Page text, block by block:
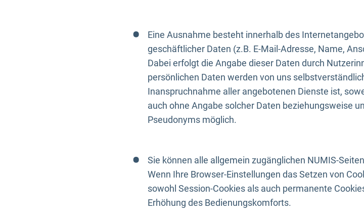
Eine Ausnahme besteht innerhalb des
geschäftlicher Daten (z.B. E-Mail-Adresse, Name,
Dabei erfolgt die Angabe dieser Daten durch
persönlichen Daten werden von uns
Inanspruchnahme aller angebotenen Dienste ist,
auch ohne Angabe solcher Daten beziehungsweise
Pseudonyms möglich.
Sie können alle allgemein zugänglichen NUMIS-
Wenn Ihre Browser-Einstellungen das Setzen von
sowohl Session-Cookies als auch permanente
Erhöhung des Bedienungskomforts.